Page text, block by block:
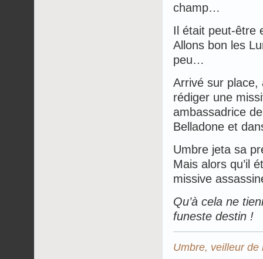
champ…
Il était peut-être
Allons bon les
peu…
Arrivé sur place,
rédiger une
ambassadrice
Belladone et
Umbre jeta sa
Mais alors qu’il
missive
Qu’à cela ne
funeste destin !
Umbre, veilleur